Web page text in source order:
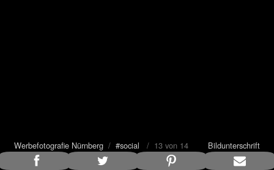
Werbefotografie Nürnberg / #social / 13 von 14 Bildunterschrift
anzeigen